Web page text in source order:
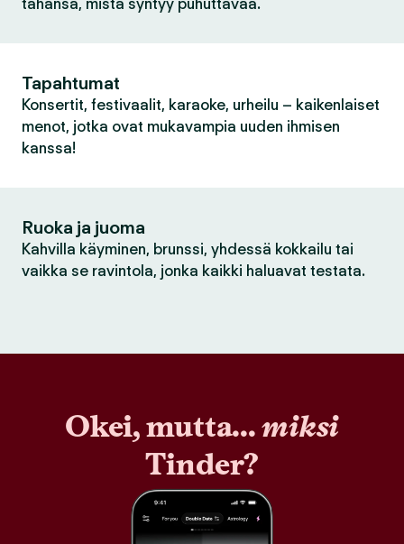
tahansa, mistä syntyy puhuttavaa.
Tapahtumat
Konsertit, festivaalit, karaoke, urheilu – kaikenlaiset
menot, jotka ovat mukavampia uuden ihmisen
kanssa!
Ruoka ja juoma
Kahvilla käyminen, brunssi, yhdessä kokkailu tai
vaikka se ravintola, jonka kaikki haluavat testata.
Okei, mutta...miksi
Tinder?